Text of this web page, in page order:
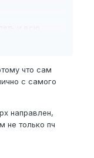
и всю
на потом,
что сам
с самого
направлен,
не только пч